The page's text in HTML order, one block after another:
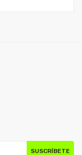
SUSCRÍBETE